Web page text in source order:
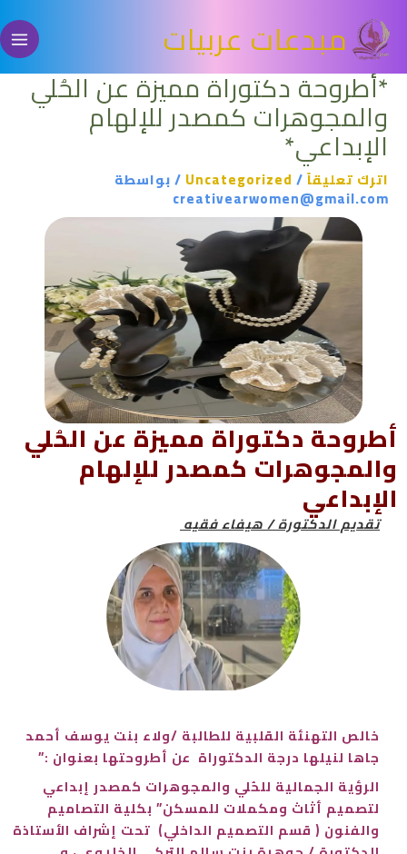
إلى
المحتوىمبدعات عربيات
*أطروحة دكتوراة مميزة عن الحُلي
والمجوهرات كمصدر للإلهام
الإبداعي*
اترك تعليقاً/
Uncategorized / بواسطة
creativearwomen@gmail.com
أطروحة دكتوراة مميزة عن الحُلي
والمجوهرات كمصدر للإلهام
الإبداعي
تقديم الدكتورة / هيفاء فقيه
خالص التهنئة القلبية للطالبة /ولاء بنت يوسف أحمد
جاها لنيلها درجة الدكتوراة عن أطروحتها بعنوان :”
الرؤية الجمالية للحُلي والمجوهرات كمصدر إبداعي
لتصميم أثاث ومكملات للمسكن” بكلية التصاميم
والفنون ( قسم التصميم الداخلي) تحت إشراف الأستاذة